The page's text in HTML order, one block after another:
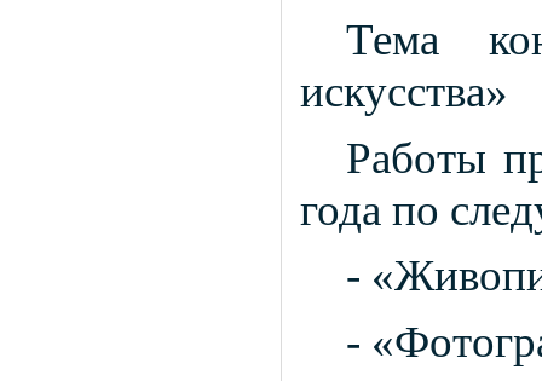
Тема
искусства»
Работы
года по
-
-